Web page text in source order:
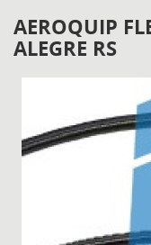
AEROQUIP
ALEGRE RS